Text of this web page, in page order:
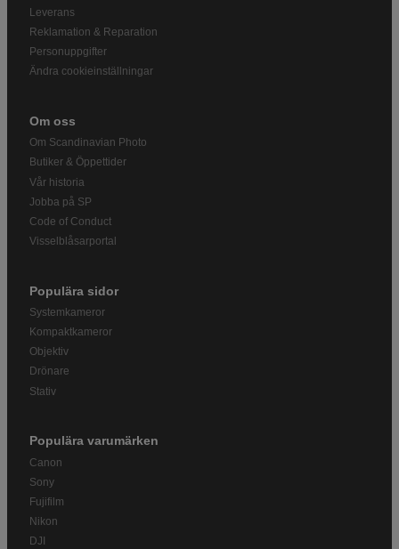
Leverans
Reklamation & Reparation
Personuppgifter
Ändra cookieinställningar
Om oss
Om Scandinavian Photo
Butiker & Öppettider
Vår historia
Jobba på SP
Code of Conduct
Visselblåsarportal
Populära sidor
Systemkameror
Kompaktkameror
Objektiv
Drönare
Stativ
Populära varumärken
Canon
Sony
Fujifilm
Nikon
DJI